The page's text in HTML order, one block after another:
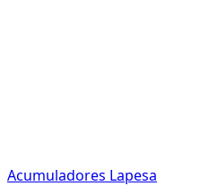
Acumuladores Lapesa